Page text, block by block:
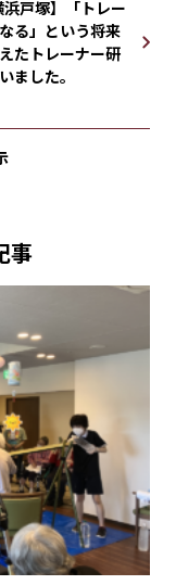
浜戸塚】「トレー
る」という将来
たトレーナー研
ました。
事